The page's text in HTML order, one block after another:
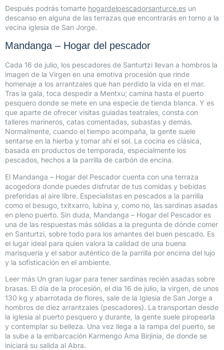
Después podrás tomarte hogardelpescadorsanturce.es un
descanso en alguna de las terrazas que encontrarás en torno a la
vecina iglesia de San Jorge.
Mandanga – Hogar del pescador
Cada 16 de julio, los pescadores de Santurtzi llevan a hombros la
imagen de la Virgen en una emotiva procesión que rinde
homenaje a los arrantzales que han perdido la vida en el mar.
Tras la gala, toca despedir a Mentxu; camina hasta el puerto
pesquero donde se mete en una especie de tienda blanca. Y es
que aparte de ofrecer visitas guiadas teatrales, consta con
talleres marineros, catas comentadas, subastas y demás.
Normalmente, cuando el tiempo acompaña, la gente suele
sentarse en la hierba y tomar ahí el sol. La cocina es clásica,
basada en productos de temporada, especialmente los
pescados, hechos a la parrilla de carbón de encina.
El Mandanga – Hogar del Pescador cuenta con una terraza
acogedora donde puedes disfrutar de tus comidas y bebidas
preferidas al aire libre. Especialistas en pescados a la parrilla
como el besugo, txitxarro, lubina y, como no, las sardinas asadas
en pleno puerto. Sin duda, Mandanga – Hogar del Pescador es
una de las respuestas más sólidas a la pregunta de dónde comer
en Santurtzi, sobre todo para los amantes del buen pescado. Es
el lugar ideal para quien valora la calidad de una buena
marisquería y el sabor auténtico de la parrilla por encima del lujo
y la sofisticación en el ambiente.
Leer más Un gran lugar para tener sardinas recién asadas sobre
brasas. El día de la procesión, el día 16 de julio, la virgen, de unos
130 kg y abarrotada de flores, sale de la Iglesia de San Jorge a
hombros de diez arrantzales (pescadores). La transportan desde
la iglesia al puerto pesquero y durante, la gente suele piropearla
y contemplar su belleza. Una vez llega a la rampa del puerto, se
la sube a la embarcación Karmengo Ama Birjinia, de donde se
iniciará su salida al Abra.